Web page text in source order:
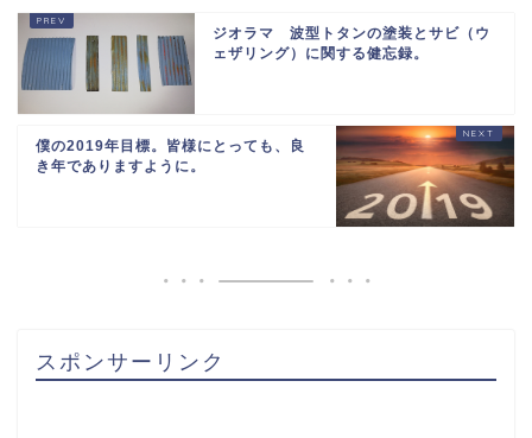
ジオラマ 波型トタンの塗装とサビ（ウ
ェザリング）に関する健忘録。
僕の2019年目標。皆様にとっても、良
き年でありますように。
スポンサーリンク